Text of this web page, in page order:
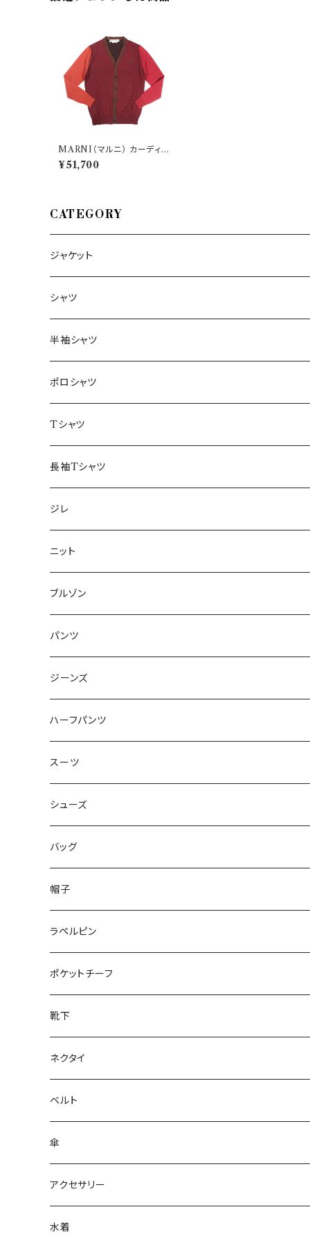
MARNI（マルニ） カーディガ
ン CDMG0022Q0 28822
¥51,700
CATEGORY
ジャケット
～44/S
46/M
48/L
50/XL～
シャツ
～44/S
46/M
48/L
50/XL～
半袖シャツ
～44/S
46/M
48/L
50/XL～
ポロシャツ
～44/S
46/M
48/L
50/XL～
Tシャツ
～44/S
46/M
48/L
50/XL～
長袖Tシャツ
～44/S
46/M
48/L
50/XL～
ジレ
～44/S
46/M
48/L
50/XL～
ニット
～44/S
46/M
48/L
50/XL～
ブルゾン
～44/S
46/M
48/L
50/XL～
パンツ
～44/S
46/M
48/L
50/XL～
ジーンズ
～44/S
46/M
48/L
50/XL～
ハーフパンツ
～44/S
46/M
48/L
50/XL～
スーツ
～44/S
46/M
48/L
50/XL～
シューズ
～25.5cm
26cm～
27cm～
28cm～
バッグ
帽子
ラペルピン
ポケットチーフ
靴下
ネクタイ
ベルト
傘
アクセサリー
水着